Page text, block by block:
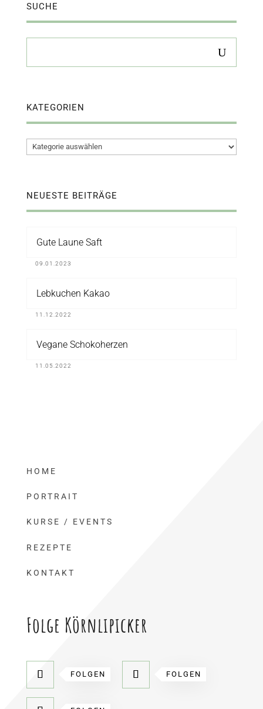
SUCHE
KATEGORIEN
Kategorien
NEUESTE BEITRÄGE
Gute Laune Saft
09.01.2023
Lebkuchen Kakao
11.12.2022
Vegane Schokoherzen
11.05.2022
HOME
PORTRAIT
KURSE / EVENTS
REZEPTE
KONTAKT
Folge Körnlipicker
FOLGEN FOLGEN